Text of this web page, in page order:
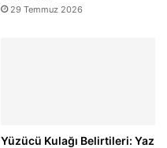
29 Temmuz 2026
Yüzücü Kulağı Belirtileri: Yaz